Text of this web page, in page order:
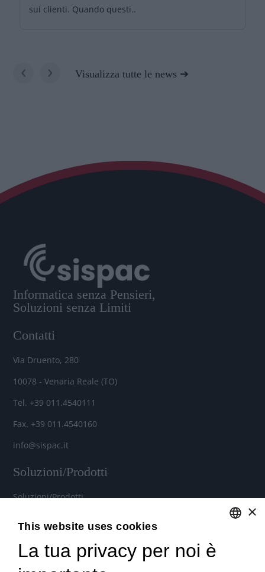
sui clienti. Quando questi..
‹ › Visualizza tutte le news
Informatica senza Pensieri,
Soluzioni senza Limiti
Contatti
Via Druento, 280
10078 - Venaria Reale (TO)
Tel. +39 011.4540111
Fax. +39 011.4540160
info@sispac.it
Soluzioni/Prodotti
Soluzioni/Prodotti
Contratti di assistenza personalizzati
×
This website uses cookies
La tua privacy per noi è